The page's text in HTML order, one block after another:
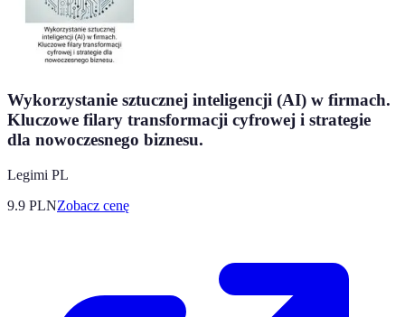
Wykorzystanie sztucznej inteligencji (AI) w firmach.
Kluczowe filary transformacji cyfrowej i strategie
dla nowoczesnego biznesu.
Legimi PL
9.9 PLNZobacz cenę